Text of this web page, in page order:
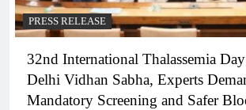
PRESS RELEASE
32nd International Thalassemia
Delhi Vidhan Sabha, Experts
Mandatory Screening and Safer